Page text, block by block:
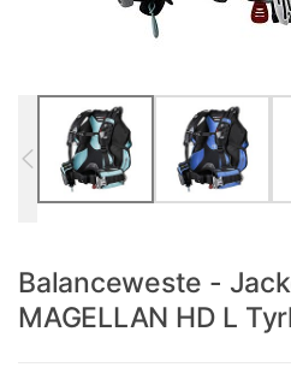
Balanceweste -
MAGELLAN HD L